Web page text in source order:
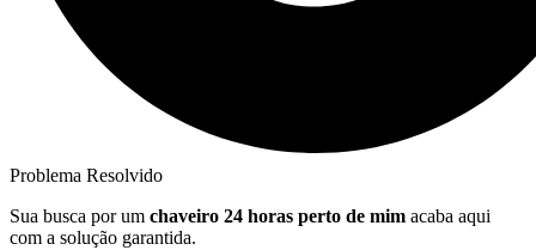
Problema Resolvido
Sua busca por um chaveiro 24 horas perto de mim acaba aqui
com a solução garantida.